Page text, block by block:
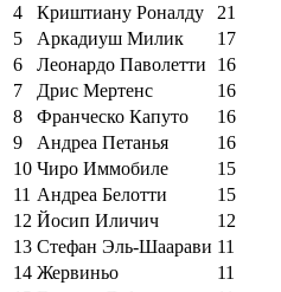
4
Криштиану Роналду
21
5
Аркадиуш Милик
17
6
Леонардо Паволетти
16
7
Дрис Мертенс
16
8
Франческо Капуто
16
9
Андреа Петанья
16
10 Чиро Иммобиле
15
11 Андреа Белотти
15
12 Йосип Иличич
12
13 Стефан Эль-Шаарави 11
14 Жервиньо
11